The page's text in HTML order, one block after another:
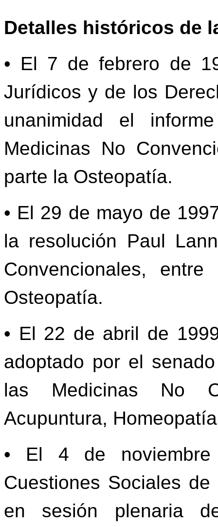
Detalles históricos de
• El 7 de febrero de
Jurídicos y de los
unanimidad el
Medicinas No
parte la Osteopatía.
• El 29 de mayo de
la resolución Paul
Convencionales,
Osteopatía.
• El 22 de abril de
adoptado por el
las Medicinas No
Acupuntura,
• El 4 de
Cuestiones Sociales
en sesión plenaria